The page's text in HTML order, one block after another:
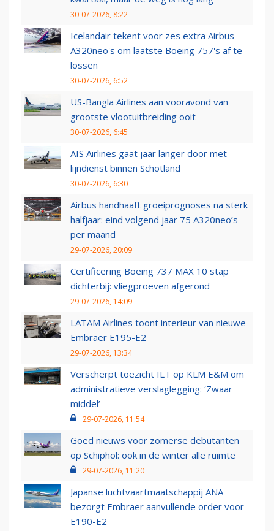
30-07-2026, 8:22
Icelandair tekent voor zes extra Airbus
A320neo's om laatste Boeing 757's af te
lossen
30-07-2026, 6:52
US-Bangla Airlines aan vooravond van
grootste vlootuitbreiding ooit
30-07-2026, 6:45
AIS Airlines gaat jaar langer door met
lijndienst binnen Schotland
30-07-2026, 6:30
Airbus handhaaft groeiprognoses na sterk
halfjaar: eind volgend jaar 75 A320neo’s
per maand
29-07-2026, 20:09
Certificering Boeing 737 MAX 10 stap
dichterbij: vliegproeven afgerond
29-07-2026, 14:09
LATAM Airlines toont interieur van nieuwe
Embraer E195-E2
29-07-2026, 13:34
Verscherpt toezicht ILT op KLM E&M om
administratieve verslaglegging: ‘Zwaar
middel’
29-07-2026, 11:54
Goed nieuws voor zomerse debutanten
op Schiphol: ook in de winter alle ruimte
29-07-2026, 11:20
Japanse luchtvaartmaatschappij ANA
bezorgt Embraer aanvullende order voor
E190-E2